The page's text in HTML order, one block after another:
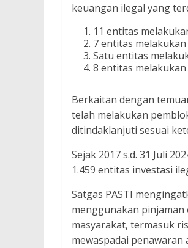
keuangan ilegal yang
11 entitas
7 entitas
Satu entitas
8 entitas
Berkaitan dengan
telah melakukan
ditindaklanjuti sesuai
Sejak 2017 s.d. 31 Juli
1.459 entitas investasi
Satgas PASTI
menggunakan
masyarakat, termasuk
mewaspadai